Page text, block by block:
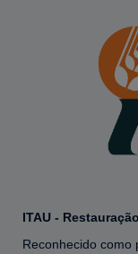
ITAU -
Reconhecido como